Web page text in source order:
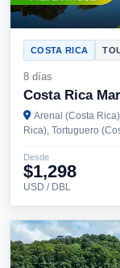
COSTA RICA
8 días
Costa Rica
Arenal (Costa
Rica), Tortuguero
Desde
$1,298
USD / DBL